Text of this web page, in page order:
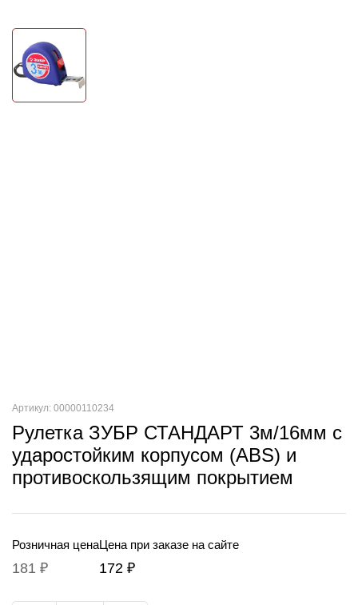
Артикул: 00000110234
Рулетка ЗУБР СТАНДАРТ 3м/16мм с
ударостойким корпусом (ABS) и
противоскользящим покрытием
Розничная цена
181 ₽
Цена при заказе на сайте
172 ₽